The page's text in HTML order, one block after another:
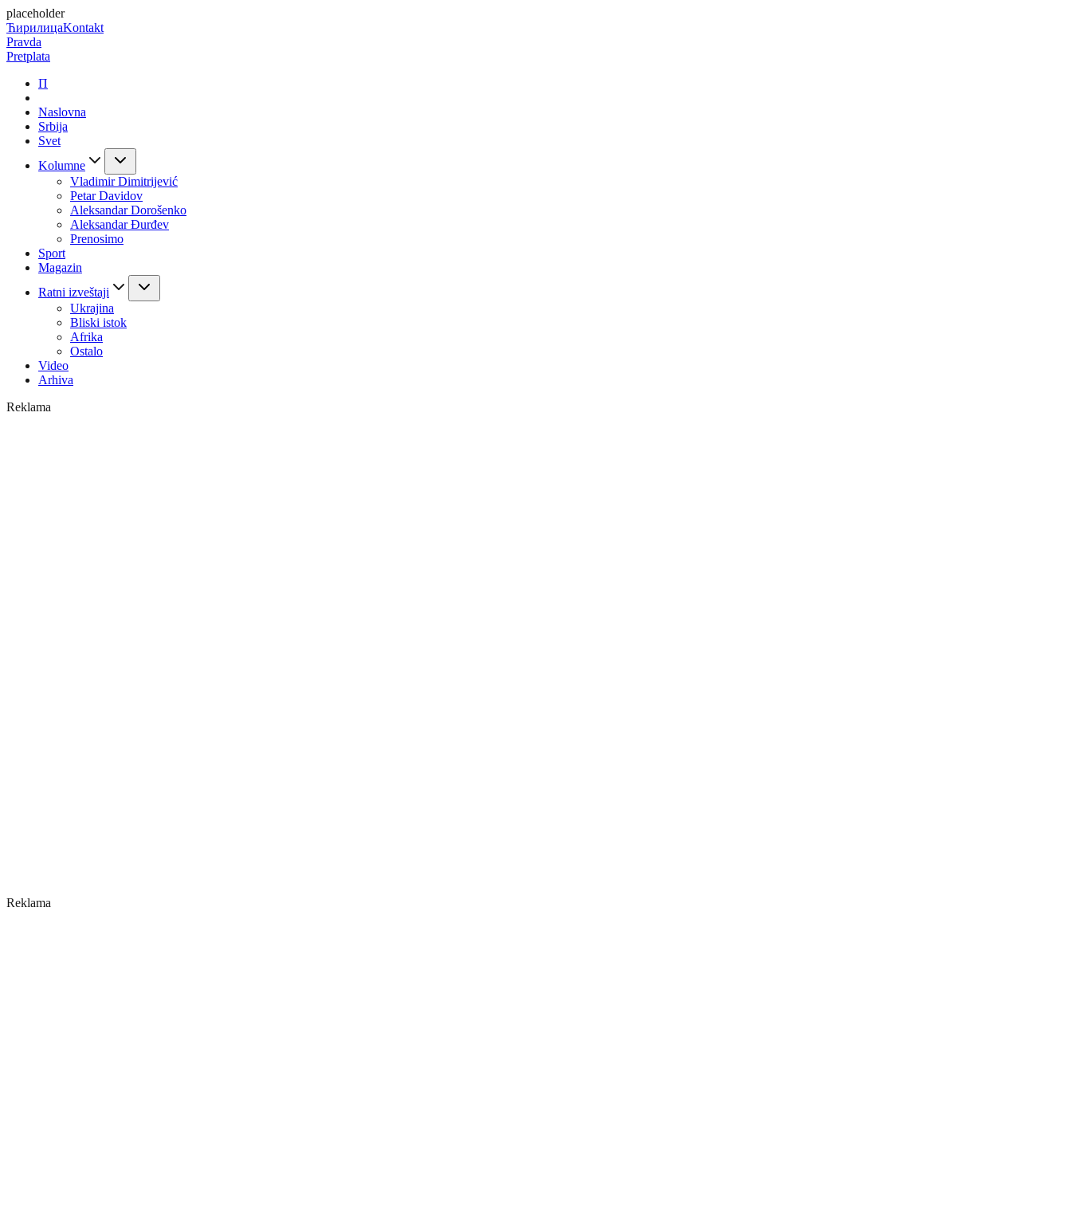
placeholder
ЋирилицаKontakt
Pravda
Pretplata
П
Naslovna
Srbija
Svet
Kolumne
Vladimir Dimitrijević
Petar Davidov
Aleksandar Dorošenko
Aleksandar Đurđev
Prenosimo
Sport
Magazin
Ratni izveštaji
Ukrajina
Bliski istok
Afrika
Ostalo
Video
Arhiva
Reklama
Reklama